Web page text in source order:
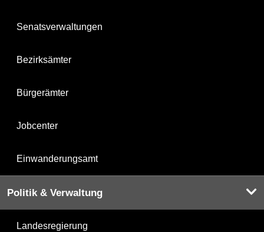
Senatsverwaltungen
Bezirksämter
Bürgerämter
Jobcenter
Einwanderungsamt
Politik & Verwaltung
Landesregierung